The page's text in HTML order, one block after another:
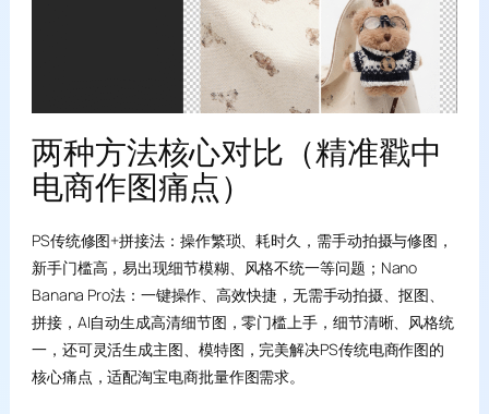
两种方法核心对比（精准戳中
电商作图痛点）
PS传统修图+拼接法：操作繁琐、耗时久，需手动拍摄与修图，
新手门槛高，易出现细节模糊、风格不统一等问题；Nano
Banana Pro法：一键操作、高效快捷，无需手动拍摄、抠图、
拼接，AI自动生成高清细节图，零门槛上手，细节清晰、风格统
一，还可灵活生成主图、模特图，完美解决PS传统电商作图的
核心痛点，适配淘宝电商批量作图需求。